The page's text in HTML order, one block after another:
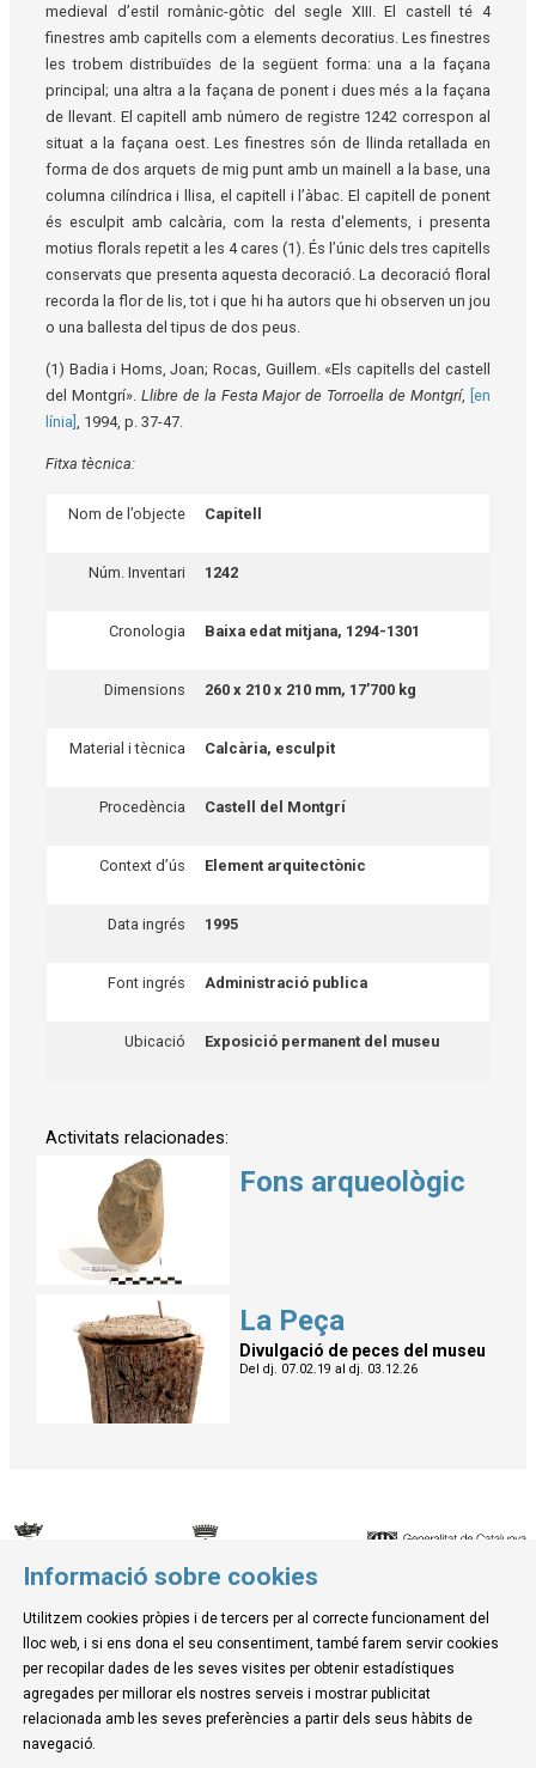
medieval d’estil romànic-gòtic del segle XIII. El castell té 4
finestres amb capitells com a elements decoratius. Les finestres
les trobem distribuïdes de la següent forma: una a la façana
principal; una altra a la façana de ponent i dues més a la façana
de llevant. El capitell amb número de registre 1242 correspon al
situat a la façana oest. Les finestres són de llinda retallada en
forma de dos arquets de mig punt amb un mainell a la base, una
columna cilíndrica i llisa, el capitell i l’àbac. El capitell de ponent
és esculpit amb calcària, com la resta d'elements, i presenta
motius florals repetit a les 4 cares (1). És l’únic dels tres capitells
conservats que presenta aquesta decoració. La decoració floral
recorda la flor de lis, tot i que hi ha autors que hi observen un jou
o una ballesta del tipus de dos peus.
(1) Badia i Homs, Joan; Rocas, Guillem. «Els capitells del castell
del Montgrí». Llibre de la Festa Major de Torroella de Montgrí, [en
línia]
, 1994, p. 37-47.
Fitxa tècnica:
Nom de l’objecte Capitell
Núm. Inventari 1242
Cronologia Baixa edat mitjana, 1294-1301
Dimensions 260 x 210 x 210 mm, 17’700 kg
Material i tècnica Calcària, esculpit
Procedència Castell del Montgrí
Context d’ús Element arquitectònic
Data ingrés 1995
Font ingrés Administració publica
Ubicació Exposició permanent del museu
Activitats relacionades:
Fons arqueològic
La Peça
Divulgació de peces del museu
Del dj. 07.02.19 al dj. 03.12.26
© Museu de la Mediterrània
C. d'Ullà, 27-31 | 17257 Torroella de Montgrí
Tel. 972 755 180 a/e: info@museudelamediterrania.cat
Sitemap |
Informació sobre cookies
Utilitzem cookies pròpies i de tercers per al correcte funcionament del
lloc web, i si ens dona el seu consentiment, també farem servir cookies
per recopilar dades de les seves visites per obtenir estadístiques
agregades per millorar els nostres serveis i mostrar publicitat
relacionada amb les seves preferències a partir dels seus hàbits de
navegació.